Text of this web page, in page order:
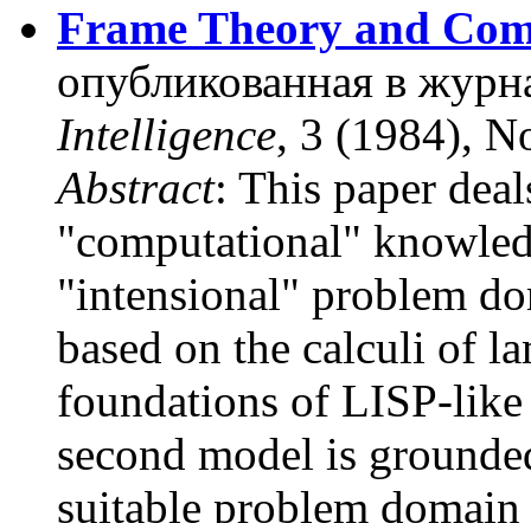
Frame Theory and
опубликованная в
Intelligence, 3 (1984),
Abstract: This paper
"computational"
"intensional" problem
based on the calculi of
foundations of LISP-like
second model is
suitable problem